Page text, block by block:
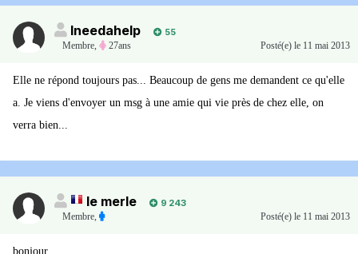
Ineedahelp
55
Membre, 27ans Posté(e) le 11 mai 2013
Elle ne répond toujours pas... Beaucoup de gens me demandent ce qu'elle
a. Je viens d'envoyer un msg à une amie qui vie près de chez elle, on
verra bien...
le merle
9 243
Membre, Posté(e) le 11 mai 2013
bonjour